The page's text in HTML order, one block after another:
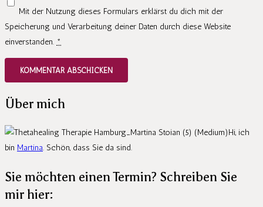
Mit der Nutzung dieses Formulars erklärst du dich mit der
Speicherung und Verarbeitung deiner Daten durch diese Website
einverstanden. *
KOMMENTAR ABSCHICKEN
Über mich
Hi, ich
bin Martina. Schön, dass Sie da sind.
Sie möchten einen Termin? Schreiben Sie
mir hier: